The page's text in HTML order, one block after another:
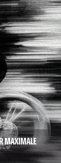
MAXIMALE